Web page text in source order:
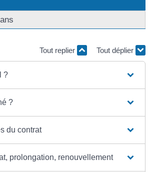
Tout replier Tout déplier
?
?
du contrat
prolongation, renouvellement